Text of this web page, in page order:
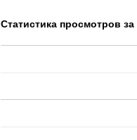
Статистика просмотров